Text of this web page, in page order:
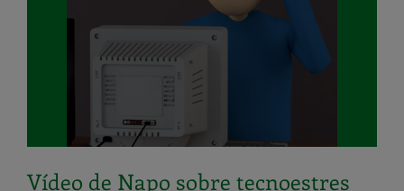
Vídeo de Napo sobre tecnoestres